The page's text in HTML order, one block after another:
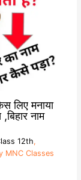
लिए मनाया
नाम
12th,
MNC Classes